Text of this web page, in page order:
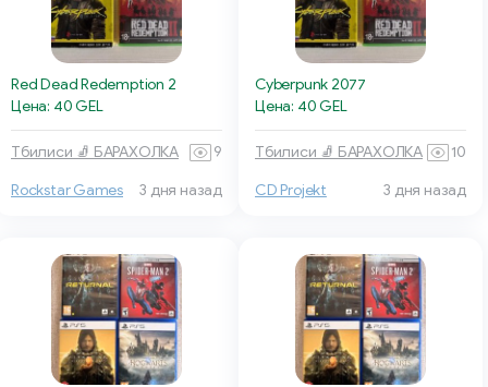
Red Dead Redemption 2
Цена: 40 GEL
Тбилиси 🧦 БАРАХОЛКА 9
Rockstar Games 3 дня назад
Cyberpunk 2077
Цена: 40 GEL
Тбилиси 🧦 БАРАХОЛКА 10
CD Projekt 3 дня назад